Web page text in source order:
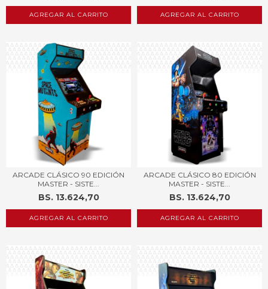
AGREGAR AL CARRITO AGREGAR AL CARRITO
ARCADE CLÁSICO 90 EDICIÓN
MASTER - SISTE...
BS. 13.624,70
AGREGAR AL CARRITO
ARCADE CLÁSICO 80 EDICIÓN
MASTER - SISTE...
BS. 13.624,70
AGREGAR AL CARRITO